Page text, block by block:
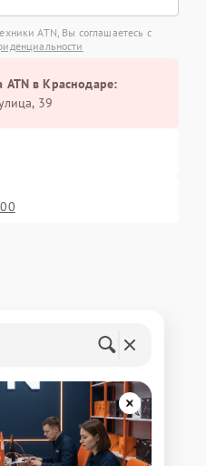
ATN, Вы соглашаетесь с
ATN в Краснодаре:
39